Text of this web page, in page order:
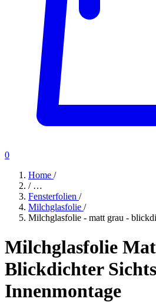
0
Home /
/ …
Fensterfolien /
Milchglasfolie /
Milchglasfolie - matt grau -
Milchglasfolie
Blickdichter
Innenmontage